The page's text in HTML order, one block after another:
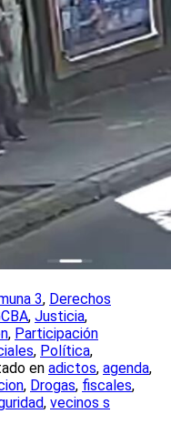
3, Derechos
, Justicia,
, Participación
, Política,
en adictos, agenda,
, Drogas, fiscales,
, vecinos s